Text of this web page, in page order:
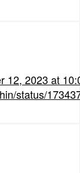
12, 2023 at
status/